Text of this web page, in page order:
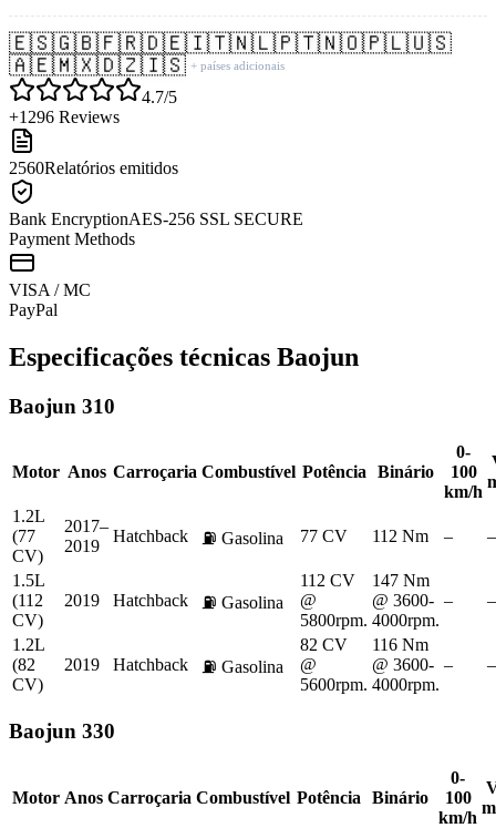
🇪🇸🇬🇧🇫🇷🇩🇪🇮🇹🇳🇱🇵🇹🇳🇴🇵🇱🇺🇸
🇦🇪🇲🇽🇩🇿🇮🇸 + países adicionais
4.7/5
+1296 Reviews
2560Relatórios emitidos
Bank EncryptionAES-256 SSL SECURE
Payment Methods
VISA / MC
PayPal
Especificações técnicas Baojun
Baojun 310
Motor Anos Carroçaria Combustível Potência Binário
0-
100
km/h
1.2L
(77
CV)
2017–
2019
Hatchback ⛽ Gasolina 77 CV 112 Nm – –
1.5L
(112
CV)
2019 Hatchback ⛽ Gasolina
112 CV
@
5800rpm.
147 Nm
@ 3600-
4000rpm.
– –
1.2L
(82
CV)
2019 Hatchback ⛽ Gasolina
82 CV
@
5600rpm.
116 Nm
@ 3600-
4000rpm.
– –
Baojun 330
Motor Anos Carroçaria Combustível Potência Binário
0-
100
km/h